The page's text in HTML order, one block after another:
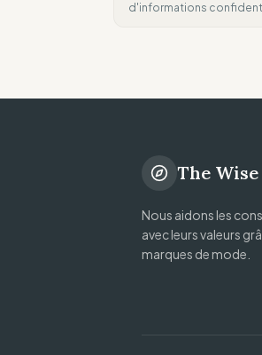
d'informations
The Wise
Nous aidons les
avec leurs valeurs
marques de mode.